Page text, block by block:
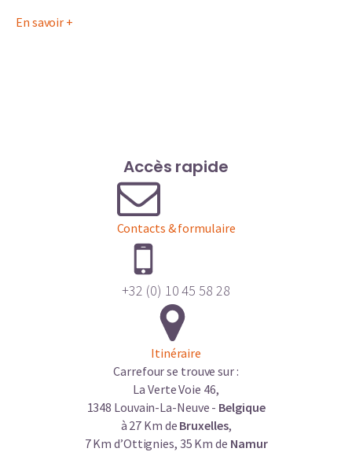
En savoir +
Accès rapide
Contacts & formulaire
+32 (0) 10 45 58 28
Itinéraire
Carrefour se trouve sur :
La Verte Voie 46,
1348 Louvain-La-Neuve - Belgique
à 27 Km de Bruxelles,
7 Km d’Ottignies, 35 Km de Namur